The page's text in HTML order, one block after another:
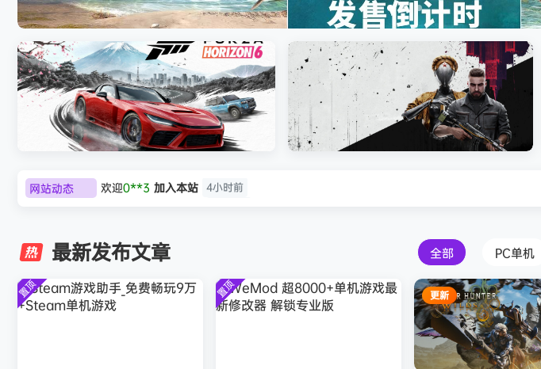
007 初露锋芒（007 First Light ）免安装中文版
网站动态 欢迎c***s 加入本站 5小时前
欢迎1******4
w******g 签到获取 49 点积分 8月4日
欢迎 加入本站 8月4日
最新发布文章 全部 PC单机
置顶 置顶 更新